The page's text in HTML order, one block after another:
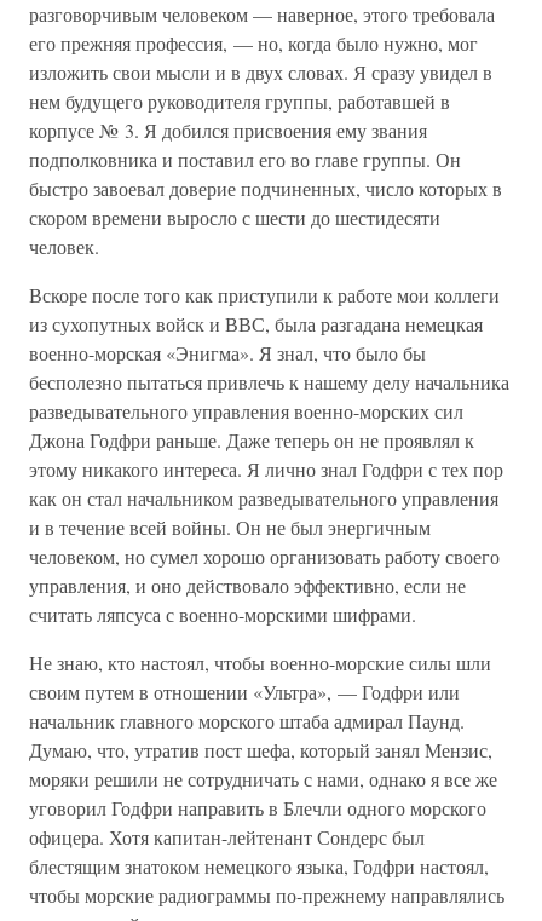
разговорчивым человеком — наверное, этого требовала
его прежняя профессия, — но, когда было нужно, мог
изложить свои мысли и в двух словах. Я сразу увидел в
нем будущего руководителя группы, работавшей в
корпусе № 3. Я добился присвоения ему звания
подполковника и поставил его во главе группы. Он
быстро завоевал доверие подчиненных, число которых в
скором времени выросло с шести до шестидесяти
человек.
Вскоре после того как приступили к работе мои коллеги
из сухопутных войск и ВВС, была разгадана немецкая
военно-морская «Энигма». Я знал, что было бы
бесполезно пытаться привлечь к нашему делу начальника
разведывательного управления военно-морских сил
Джона Годфри раньше. Даже теперь он не проявлял к
этому никакого интереса. Я лично знал Годфри с тех пор
как он стал начальником разведывательного управления
и в течение всей войны. Он не был энергичным
человеком, но сумел хорошо организовать работу своего
управления, и оно действовало эффективно, если не
считать ляпсуса с военно-морскими шифрами.
Не знаю, кто настоял, чтобы военно-морские силы шли
своим путем в отношении «Ультра», — Годфри или
начальник главного морского штаба адмирал Паунд.
Думаю, что, утратив пост шефа, который занял Мензис,
моряки решили не сотрудничать с нами, однако я все же
уговорил Годфри направить в Блечли одного морского
офицера. Хотя капитан-лейтенант Сондерс был
блестящим знатоком немецкого языка, Годфри настоял,
чтобы морские радиограммы по-прежнему направлялись